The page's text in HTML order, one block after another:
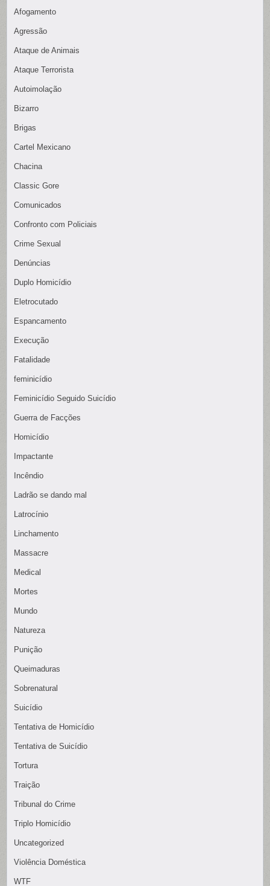
Afogamento
Agressão
Ataque de Animais
Ataque Terrorista
Autoimolação
Bizarro
Brigas
Cartel Mexicano
Chacina
Classic Gore
Comunicados
Confronto com Policiais
Crime Sexual
Denúncias
Duplo Homicídio
Eletrocutado
Espancamento
Execução
Fatalidade
feminicídio
Feminicídio Seguido Suicídio
Guerra de Facções
Homicídio
Impactante
Incêndio
Ladrão se dando mal
Latrocínio
Linchamento
Massacre
Medical
Mortes
Mundo
Natureza
Punição
Queimaduras
Sobrenatural
Suicídio
Tentativa de Homicídio
Tentativa de Suicídio
Tortura
Traição
Tribunal do Crime
Triplo Homicídio
Uncategorized
Violência Doméstica
WTF